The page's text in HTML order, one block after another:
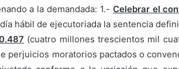
a la demandada: 1.- Celebrar el
hábil de ejecutoriada la sentencia
(cuatro millones trescientos mil
perjuicios moratorios pactados o